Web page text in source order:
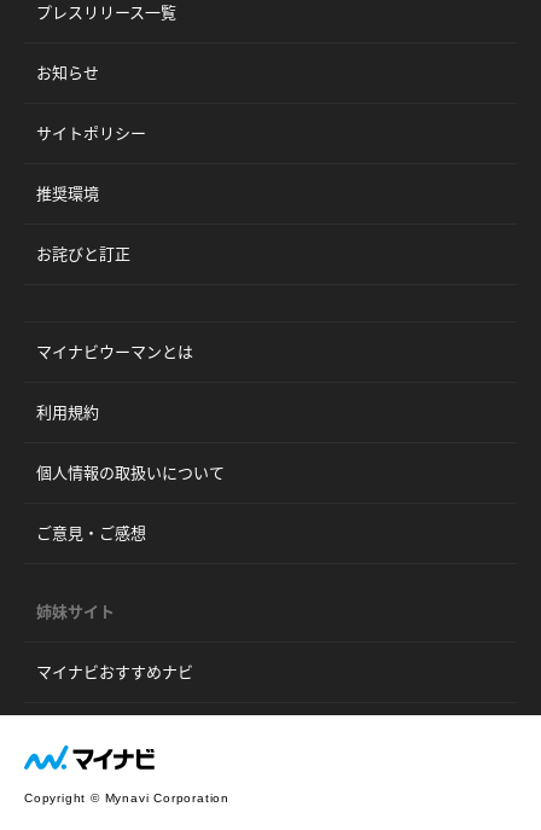
プレスリリース一覧
お知らせ
サイトポリシー
推奨環境
お詫びと訂正
マイナビウーマンとは
利用規約
個人情報の取扱いについて
ご意見・ご感想
姉妹サイト
マイナビおすすめナビ
Copyright © Mynavi Corporation